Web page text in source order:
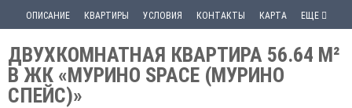
ОПИСАНИЕ КВАРТИРЫ УСЛОВИЯ КОНТАКТЫ КАРТА ЕЩЕ
ДВУХКОМНАТНАЯ КВАРТИРА 56.64 М²
В ЖК «МУРИНО SPACE (МУРИНО
СПЕЙС)»